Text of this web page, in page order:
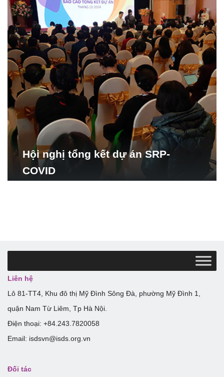
Hội nghị tổng kết dự án SRP-
COVID
Liên hệ
Lô 81-TT4, Khu đô thị Mỹ Đình Sông Đà, phường Mỹ Đình 1,
quận Nam Từ Liêm, Tp Hà Nội.
Điện thoại: +84.243.7820058
Email: isdsvn@isds.org.vn
Đối tác